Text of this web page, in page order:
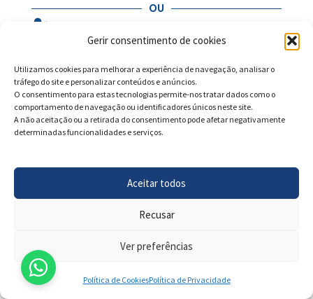
Gerir consentimento de cookies
Utilizamos cookies para melhorar a experiência de navegação, analisar o
tráfego do site e personalizar conteúdos e anúncios.
O consentimento para estas tecnologias permite-nos tratar dados como o
comportamento de navegação ou identificadores únicos neste site.
A não aceitação ou a retirada do consentimento pode afetar negativamente
determinadas funcionalidades e serviços.
Aceitar todos
Recusar
Ver preferências
Política de CookiesPolítica de Privacidade
OU
Inice sessão na sua conta e comece já a comprar na